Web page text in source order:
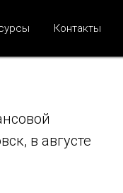
Контакты
в августе